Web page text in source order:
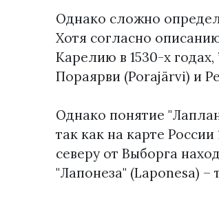
Однако сложно
Хотя согласно
Карелию в 1530-х
Пораярви (Porajärvi) и
Однако понятие
так как на карте
северу от Выборга
"Лапонеза" (Laponesa)